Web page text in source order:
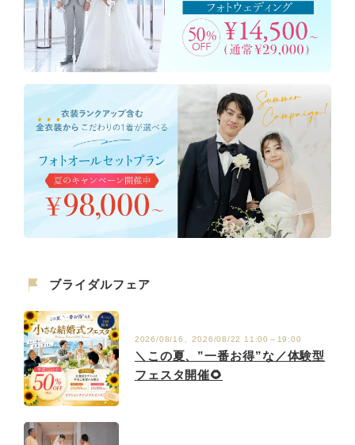
ブライダルフェア
2026/08/16、2026/08/22 11:00～19:00
＼この夏、”一番お得”な／体験型
フェスタ開催🌻